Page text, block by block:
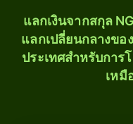
แลกเงินจากสกุล
แลกเปลี่ยนกลางขอ
ประเทศสำหรับการ
เหมื